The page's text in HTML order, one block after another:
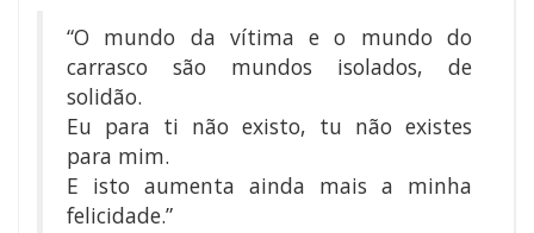
“O mundo da vítima e o mundo do
carrasco são mundos isolados, de
solidão.
Eu para ti não existo, tu não existes
para mim.
E isto aumenta ainda mais a minha
felicidade.”